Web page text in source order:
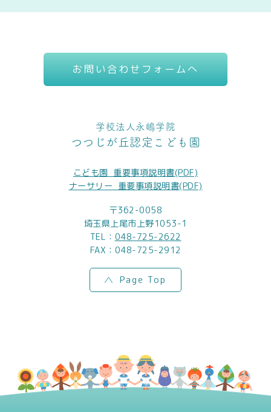
お問い合わせフォームへ
学校法人永嶋学院
つつじが丘認定こども園
こども園_重要事項説明書(PDF)
ナーサリー_重要事項説明書(PDF)
〒362-0058
埼玉県上尾市上野1053-1
TEL： 048-725-2622
FAX：048-725-2912
Page Top